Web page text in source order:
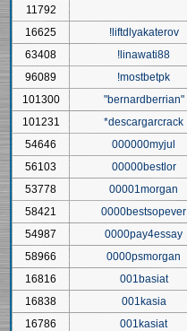
11792
16625
!liftdlyakaterov
63408
!linawati88
96089
!mostbetpk
101300
"bernardberrian"
101231
*descargarcrack
54646
000000myjul
56103
00000bestlor
53778
00001morgan
58421
0000bestsopever
54987
0000pay4essay
58966
0000psmorgan
16816
001basiat
16838
001kasia
16786
001kasiat